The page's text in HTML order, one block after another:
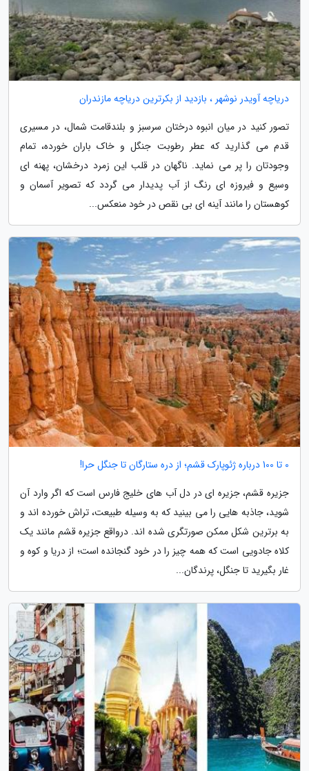
دریاچه آویدر نوشهر ، بازدید از بکرترین دریاچه مازندران
تصور کنید در میان انبوه درختان سرسبز و بلندقامت شمال، در مسیری
قدم می گذارید که عطر رطوبت جنگل و خاک باران خورده، تمام
وجودتان را پر می نماید. ناگهان در قلب این زمرد درخشان، پهنه ای
وسیع و فیروزه ای رنگ از آب پدیدار می گردد که تصویر آسمان و
کوهستان را مانند آینه ای بی نقص در خود منعکس...
0 تا 100 درباره ژئوپارک قشم؛ از دره ستارگان تا جنگل حرا!
جزیره قشم، جزیره ای در دل آب های خلیج فارس است که اگر وارد آن
شوید، جاذبه هایی را می بینید که به وسیله طبیعت، تراش خورده اند و
به برترین شکل ممکن صورتگری شده اند. درواقع جزیره قشم مانند یک
کلاه جادویی است که همه چیز را در خود گنجانده است؛ از دریا و کوه و
غار بگیرید تا جنگل، پرندگان...